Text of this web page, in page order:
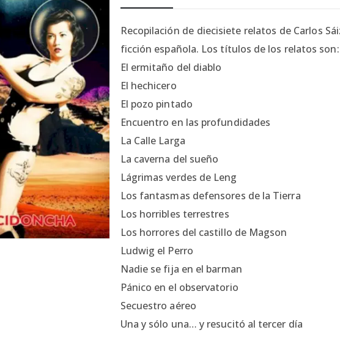
Recopilación de diecisiete relatos de Carlos
ficción española. Los títulos de los relatos
El ermitaño del diablo
El hechicero
El pozo pintado
Encuentro en las profundidades
La Calle Larga
La caverna del sueño
Lágrimas verdes de Leng
Los fantasmas defensores de la Tierra
Los horribles terrestres
Los horrores del castillo de Magson
Ludwig el Perro
Nadie se fija en el barman
Pánico en el observatorio
Secuestro aéreo
Una y sólo una… y resucitó al tercer día